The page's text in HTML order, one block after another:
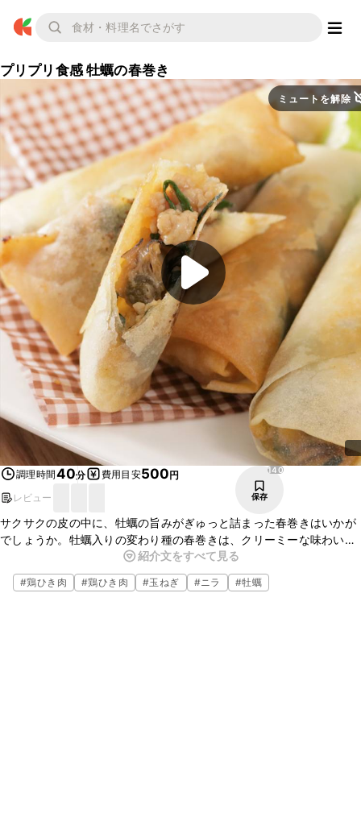
プリプリ食感 牡蠣の春巻き
ミュートを解除
調理時間40分 費用目安500円
レビュー
140
保存
サクサクの皮の中に、牡蠣の旨みがぎゅっと詰まった春巻きはいかが
でしょうか。牡蠣入りの変わり種の春巻きは、クリーミーな味わいと
プリッとした食感がくせになるおいしさですよ。今晩のごはんのおか
ずやお酒のおつまみに、ぜひお試しくださいね。
紹介文をすべて見る
#鶏ひき肉 #鶏ひき肉 #玉ねぎ #ニラ #牡蠣